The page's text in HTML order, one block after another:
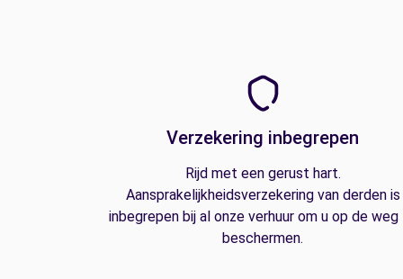
Verzekering inbegrepen
Rijd met een gerust hart.
Aansprakelijkheidsverzekering van derden is
inbegrepen bij al onze verhuur om u op de
beschermen.